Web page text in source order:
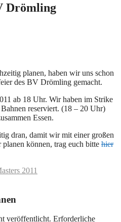
Drömling
planen, haben wir uns schon
des BV Drömling gemacht.
ab 18 Uhr. Wir haben im Strike
reserviert. (18 – 20 Uhr)
Essen.
dran, damit wir mit einer großen
können, trag euch bitte hier
2011
veröffentlicht. Erforderliche